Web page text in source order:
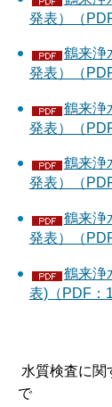
発表）（
鶴来浄
発表）（
鶴来浄
発表）（
鶴来浄
発表）（
鶴来浄
発表）（
鶴来浄
表)（PDF：
水質検査に関
で